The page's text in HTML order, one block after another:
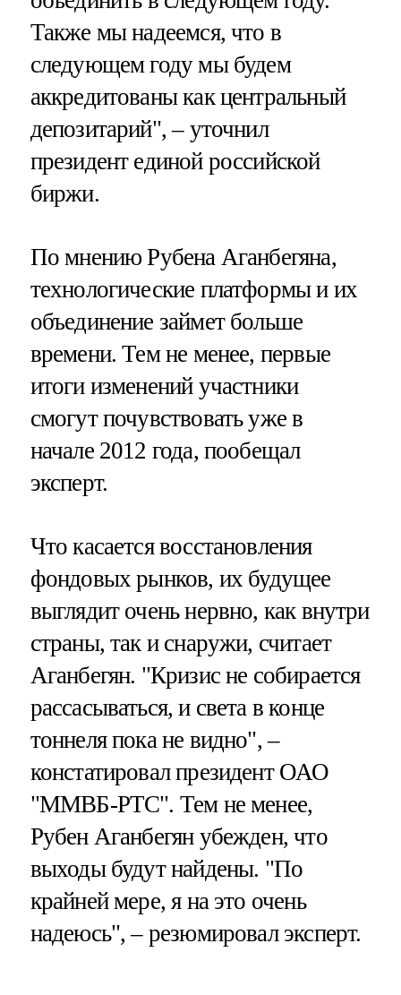
Также мы надеемся, что в
следующем году мы будем
аккредитованы как центральный
депозитарий", – уточнил
президент единой российской
биржи.
По мнению Рубена Аганбегяна,
технологические платформы и их
объединение займет больше
времени. Тем не менее, первые
итоги изменений участники
смогут почувствовать уже в
начале 2012 года, пообещал
эксперт.
Что касается восстановления
фондовых рынков, их будущее
выглядит очень нервно, как внутри
страны, так и снаружи, считает
Аганбегян. "Кризис не собирается
рассасываться, и света в конце
тоннеля пока не видно", –
констатировал президент ОАО
"ММВБ-РТС". Тем не менее,
Рубен Аганбегян убежден, что
выходы будут найдены. "По
крайней мере, я на это очень
надеюсь", – резюмировал эксперт.